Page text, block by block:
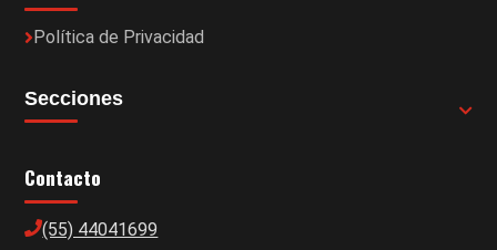
Política de Privacidad
Secciones
Contacto
(55) 44041699